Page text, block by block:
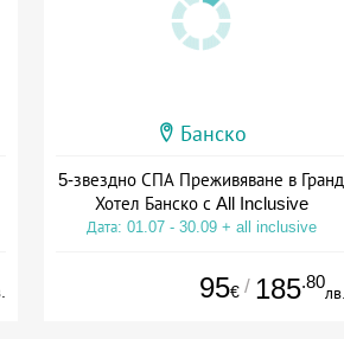
Банско
5-звездно СПА Преживяване в Гранд
Хотел Банско с All Inclusive
Дата: 01.07 - 30.09 + all inclusive
95€ / 185.80
лв.